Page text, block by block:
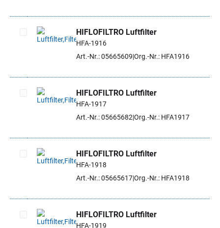
Artikel auswählen
HIFLOFILTRO Luftfilter
HFA-1916
Art.-Nr.: 05665609 Org.-Nr.: HFA1916
Artikel auswählen
HIFLOFILTRO Luftfilter
HFA-1917
Art.-Nr.: 05665682 Org.-Nr.: HFA1917
Artikel auswählen
HIFLOFILTRO Luftfilter
HFA-1918
Art.-Nr.: 05665617Org.-Nr.: HFA1918
HIFLOFILTRO Luftfilter
HFA-1919